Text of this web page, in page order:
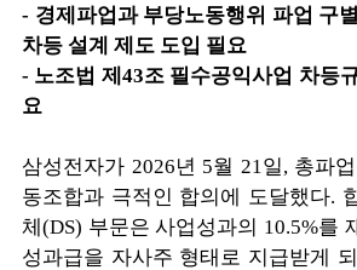
- 경제파업과 부당노동행위 파업 구
차등 설계 제도 도입 필요
- 노조법 제43조 필수공익사업 차등
요
삼성전자가 2026년 5월 21일, 총파
동조합과 극적인 합의에 도달했다.
체(DS) 부문은 사업성과의 10.5%를
성과급을 자사주 형태로 지급받게